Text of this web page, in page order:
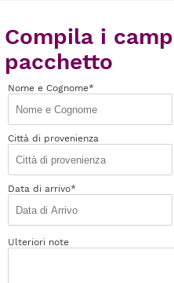
Compila i
pacchetto
Nome e Cognome*
Città di provenienza
Data di arrivo*
Ulteriori note